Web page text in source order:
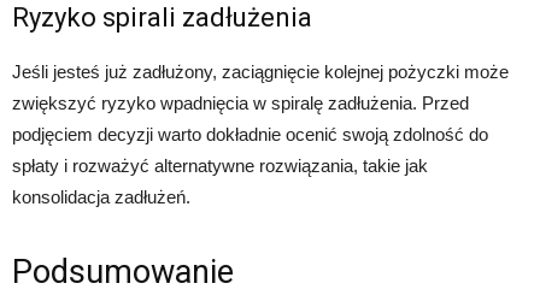
Ryzyko spirali zadłużenia
Jeśli jesteś już zadłużony, zaciągnięcie kolejnej pożyczki może
zwiększyć ryzyko wpadnięcia w spiralę zadłużenia. Przed
podjęciem decyzji warto dokładnie ocenić swoją zdolność do
spłaty i rozważyć alternatywne rozwiązania, takie jak
konsolidacja zadłużeń.
Podsumowanie